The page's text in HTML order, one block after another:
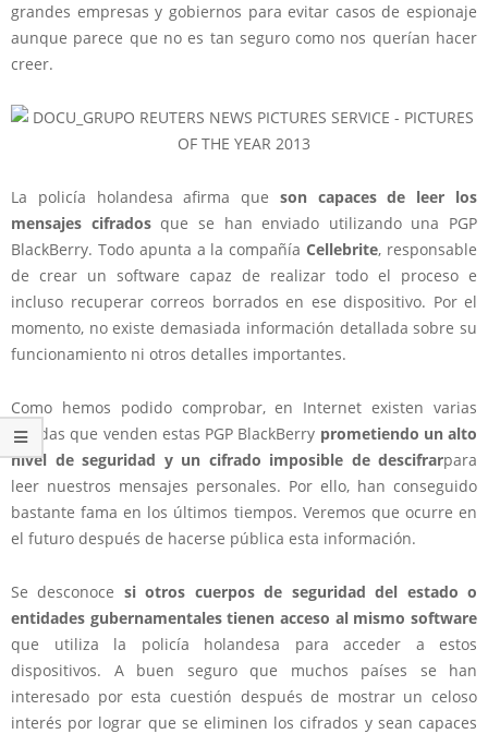
grandes empresas y gobiernos para evitar casos de espionaje
aunque parece que no es tan seguro como nos querían hacer
creer.
La policía holandesa afirma que son capaces de leer los
mensajes cifradosque se han enviado utilizando una PGP
BlackBerry. Todo apunta a la compañíaCellebrite, responsable
de crear un software capaz de realizar todo el proceso e
incluso recuperar correos borrados en ese dispositivo. Por el
momento, no existe demasiada información detallada sobre su
funcionamiento ni otros detalles importantes.
Como hemos podido comprobar, en Internet existen varias
tiendas que venden estas PGP BlackBerry prometiendo un alto
nivel de seguridad y un cifrado imposible de descifrarpara
leer nuestros mensajes personales. Por ello, han conseguido
bastante fama en los últimos tiempos. Veremos que ocurre en
el futuro después de hacerse pública esta información.
Se desconoce si otros cuerpos de seguridad del estado o
entidades gubernamentales tienen acceso al mismo software
que utiliza la policía holandesa para acceder a estos
dispositivos. A buen seguro que muchos países se han
interesado por esta cuestión después de mostrar un celoso
interés por lograr que se eliminen los cifrados y sean capaces